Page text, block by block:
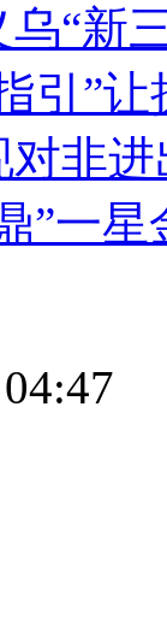
“新
引”
对非
”一星